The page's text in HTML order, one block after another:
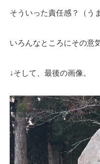
そういった責任感？（う
いろんなところにその意
↓そして、最後の画像。